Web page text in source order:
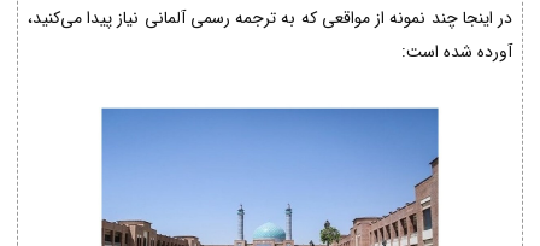
در اینجا چند نمونه از مواقعی که به ترجمه رسمی آلمانی نیاز پیدا می‌کنید،
آورده شده است: